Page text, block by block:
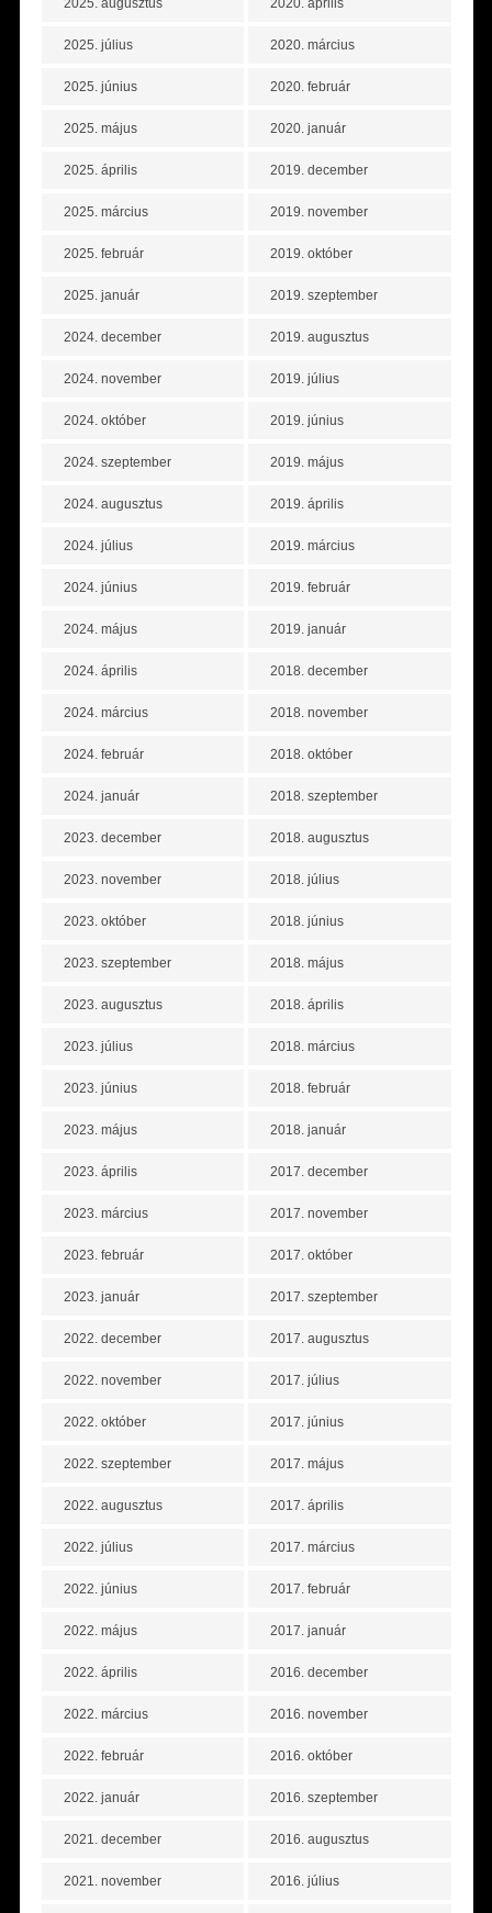
2025. augusztus
2025. július
2025. június
2025. május
2025. április
2025. március
2025. február
2025. január
2024. december
2024. november
2024. október
2024. szeptember
2024. augusztus
2024. július
2024. június
2024. május
2024. április
2024. március
2024. február
2024. január
2023. december
2023. november
2023. október
2023. szeptember
2023. augusztus
2023. július
2023. június
2023. május
2023. április
2023. március
2023. február
2023. január
2022. december
2022. november
2022. október
2022. szeptember
2022. augusztus
2022. július
2022. június
2022. május
2022. április
2022. március
2022. február
2022. január
2021. december
2021. november
2020. április
2020. március
2020. február
2020. január
2019. december
2019. november
2019. október
2019. szeptember
2019. augusztus
2019. július
2019. június
2019. május
2019. április
2019. március
2019. február
2019. január
2018. december
2018. november
2018. október
2018. szeptember
2018. augusztus
2018. július
2018. június
2018. május
2018. április
2018. március
2018. február
2018. január
2017. december
2017. november
2017. október
2017. szeptember
2017. augusztus
2017. július
2017. június
2017. május
2017. április
2017. március
2017. február
2017. január
2016. december
2016. november
2016. október
2016. szeptember
2016. augusztus
2016. július